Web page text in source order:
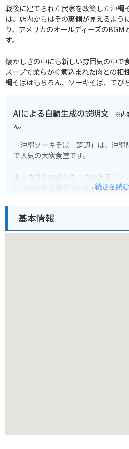
戦後に建てられた民家を改築した沖縄
は、店内からはその裏側が見えるよう
り、アメリカのオールディーズの
す。
懐かしさの中にも新しい雰囲気の中で
スープで柔らかく煮込まれた肉との相
縄そばはもちろん、ソーキそば、てび
AIによる自動生成の説明文 ※内
ん。
「沖縄ソーキそば 楚辺」は、沖縄
で人気の大衆食堂です。
あっさりしながらもコクのあるスー
たソーキが特徴のソーキそばは、多
店内は昔ながらの食堂の雰囲気で、
も多く訪れます。
...続きを読む
基本情報